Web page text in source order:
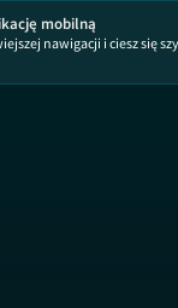
mobilną
nawigacji i ciesz się